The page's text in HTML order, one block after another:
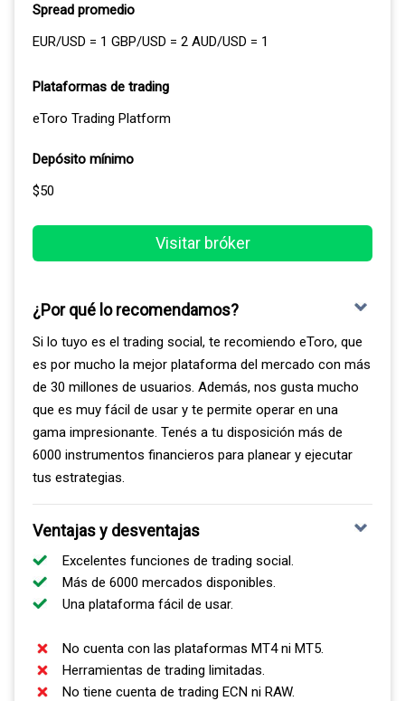
Spread promedio
EUR/USD = 1 GBP/USD = 2 AUD/USD = 1
Plataformas de trading
eToro Trading Platform
Depósito mínimo
$50
Visitar bróker
¿Por qué lo recomendamos?
Si lo tuyo es el trading social, te recomiendo eToro, que
es por mucho la mejor plataforma del mercado con más
de 30 millones de usuarios. Además, nos gusta mucho
que es muy fácil de usar y te permite operar en una
gama impresionante. Tenés a tu disposición más de
6000 instrumentos financieros para planear y ejecutar
tus estrategias.
Ventajas y desventajas
Excelentes funciones de trading social.
Más de 6000 mercados disponibles.
Una plataforma fácil de usar.
No cuenta con las plataformas MT4 ni MT5.
Herramientas de trading limitadas.
No tiene cuenta de trading ECN ni RAW.